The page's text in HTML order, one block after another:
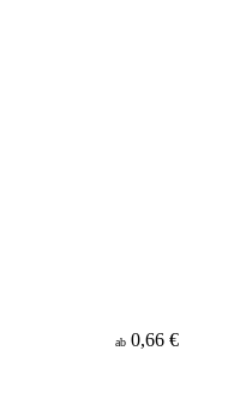
ab 0,66 €